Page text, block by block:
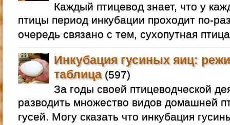
Каждый птицевод знает, что у
птицы период инкубации проходит по-
очередь связано с тем, сухопутная
Инкубация гусиных яиц:
таблица(597)
За годы своей птицеводческой
разводить множество видов домашней
гусей. Могу сказать что инкубация